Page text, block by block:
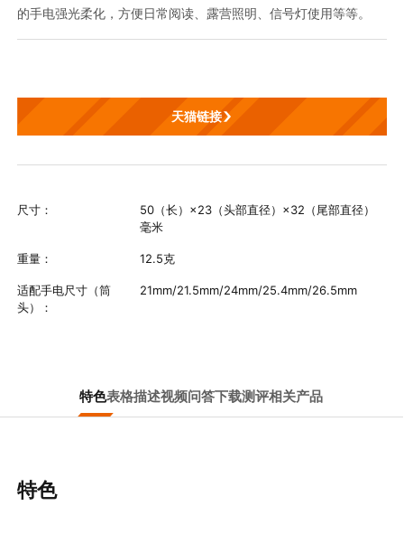
的手电强光柔化，方便日常阅读、露营照明、信号灯使用等等。
天猫链接
尺寸：
50（长）×23（头部直径）×32（尾部直径）
毫米
重量： 12.5克
适配手电尺寸（筒
头）：
21mm/21.5mm/24mm/25.4mm/26.5mm
特色表格描述视频问答下载测评相关产品
特色